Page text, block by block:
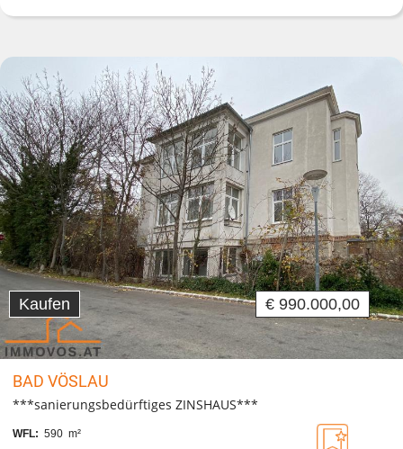
Kaufen € 990.000,00
BAD VÖSLAU
***sanierungsbedürftiges ZINSHAUS***
WFL: 590 m²